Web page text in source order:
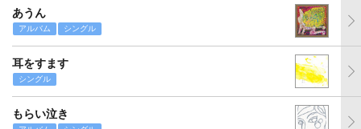
あうん
アルバム シングル
耳をすます
シングル
もらい泣き